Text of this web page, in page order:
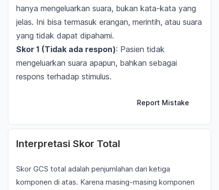
hanya mengeluarkan suara, bukan kata-kata yang
jelas. Ini bisa termasuk erangan, merintih, atau suara
yang tidak dapat dipahami.
Skor 1 (Tidak ada respon): Pasien tidak
mengeluarkan suara apapun, bahkan sebagai
respons terhadap stimulus.
Report Mistake
Interpretasi Skor Total
Skor GCS total adalah penjumlahan dari ketiga
komponen di atas. Karena masing-masing komponen